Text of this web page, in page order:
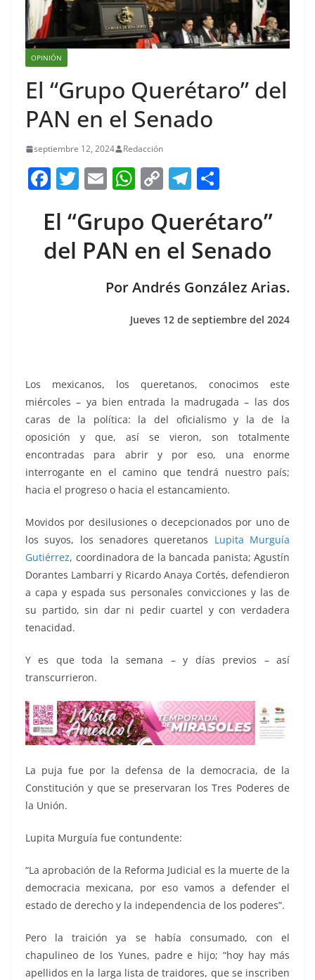
OPINIÓN
El “Grupo Querétaro” del
PAN en el Senado
septiembre 12, 2024 Redacción
F
c
e
b
T
itt
er
E
ai
l
W
at
s
A
p
p
C
p
y
Li
n
k
T
e
gr
a
m
ar
e
El “Grupo Querétaro”
del PAN en el Senado
Por Andrés González Arias.
Jueves 12 de septiembre del 2024
Los mexicanos, los queretanos, conocimos este
miércoles – ya bien entrada la madrugada – las dos
caras de la política: la del oficialismo y la de la
oposición y que, así se vieron, son totalmente
encontradas para abrir y por eso, una enorme
interrogante en el camino que tendrá nuestro país;
hacia el progreso o hacia el estancamiento.
Movidos por desilusiones o decepcionados por uno de
los suyos, los senadores queretanos Lupita Murguía
Gutiérrez, coordinadora de la bancada panista; Agustín
Dorantes Lambarri y Ricardo Anaya Cortés, defendieron
a capa y espada sus personales convicciones y las de
su partido, sin dar ni pedir cuartel y con verdadera
tenacidad.
Y es que toda la semana – y días previos – así
transcurrieron.
La puja fue por la defensa de la democracia, de la
Constitución y que se preservaran los Tres Poderes de
la Unión.
Lupita Murguía fue contundente:
“La aprobación de la Reforma Judicial es la muerte de la
democracia mexicana, por eso vamos a defender el
estado de derecho y la independencia de los poderes”.
Pero la traición ya se había consumado, con el
chapulineo de los Yunes, padre e hijo; “hoy hay más
apellidos en la larga lista de traidores, que se inscriben